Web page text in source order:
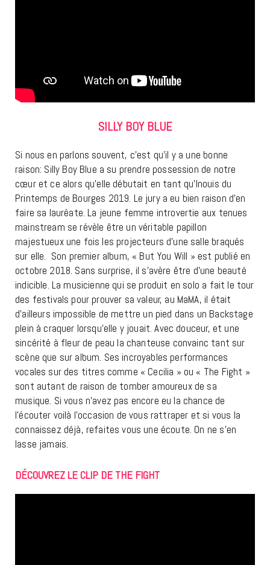
SILLY BOY BLUE
Si nous en parlons souvent, c’est qu’il y a une bonne
raison: Silly Boy Blue a su prendre possession de notre
cœur et ce alors qu’elle débutait en tant qu’Inouis du
Printemps de Bourges 2019. Le jury a eu bien raison d’en
faire sa lauréate. La jeune femme introvertie aux tenues
mainstream se révèle être un véritable papillon
majestueux une fois les projecteurs d’une salle braqués
sur elle. Son premier album, « But You Will » est publié en
octobre 2018. Sans surprise, il s’avère être d’une beauté
indicible. La musicienne qui se produit en solo a fait le tour
des festivals pour prouver sa valeur, au MaMA, il était
d’ailleurs impossible de mettre un pied dans un Backstage
plein à craquer lorsqu’elle y jouait. Avec douceur, et une
sincérité à fleur de peau la chanteuse convainc tant sur
scène que sur album. Ses incroyables performances
vocales sur des titres comme « Cecilia » ou « The Fight »
sont autant de raison de tomber amoureux de sa
musique. Si vous n’avez pas encore eu la chance de
l’écouter voilà l’occasion de vous rattraper et si vous la
connaissez déjà, refaites vous une écoute. On ne s’en
lasse jamais.
DÉCOUVREZ LE CLIP DE THE FIGHT